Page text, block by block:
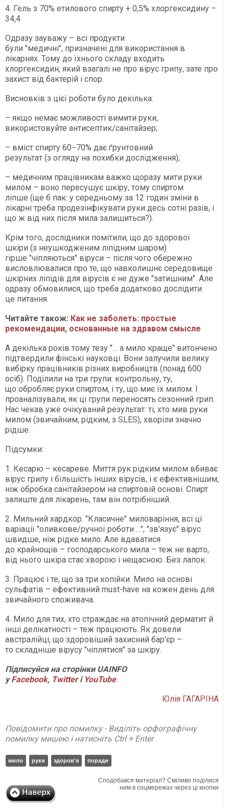
4. Гель з 70% етилового спирту + 0,5% хлоргексидину –
34,4
Одразу зауважу – всі продукти
були "медичні", призначені для використання в
лікарнях. Тому до їхнього складу входить
хлоргексидин, який взагалі не про вірус грипу, зате про
захист від бактерій і спор.
Висновків з цієї роботи було декілька:
– якщо немає можливості вимити руки,
використовуйте антисептик/санітайзер;
– вміст спирту 60−70% дає ґрунтовний
результат (з огляду на похибки дослідження);
– медичним працівникам важко щоразу мити руки
милом – воно пересушує шкіру, тому спиртом
ліпше (ще б пак: у середньому за 12 годин зміни в
лікарні треба продезінфікувати руки десь сотні разів, і
що ж від них після мила залишиться?).
Крім того, дослідники помітили, що до здорової
шкіри (з неушкодженим ліпідним шаром)
гірше "чіпляються" віруси – після чого обережно
висловлювалися про те, що навколишнє середовище
шкірних ліпідів для вірусів є не дуже "затишним". Але
одразу обмовилися, що треба додатково дослідити
це питання.
Читайте також: Как не заболеть: простые
рекомендации, основанные на здравом смысле
А декілька років тому тезу "… а мило краще" витончено
підтвердили фінські науковці. Вони залучили велику
вибірку працівників різних виробництв (понад 600
осіб). Поділили на три групи: контрольну, ту,
що обробляє руки спиртом, і ту, що миє їх милом. І
проаналізували, як ці групи переносять сезонний грип.
Нас чекав уже очікуваний результат: ті, хто мив руки
милом (звичайним, рідким, з SLES), хворіли значно
рідше.
Підсумки:
1. Кесарю – кесареве. Миття рук рідким милом вбиває
вірус грипу і більшість інших вірусів, і є ефективнішим,
ніж обробка санітайзером на спиртовій основі. Спирт
залиште для лікарень, там він потрібніший.
2. Мильний хардкор. "Класичне" миловаріння, всі ці
варіації "оливкове/ручної роботи …", "зв'язує" вірус
швидше, ніж рідке мило. Але вдаватися
до крайнощів – господарського мила – теж не варто,
від нього шкіра стає хворою і нещасною. Без лапок.
3. Працює і те, що за три копійки. Мило на основі
сульфатів – ефективний must-have на кожен день для
звичайного споживача.
4. Мило для тих, хто страждає на атопічний дерматит й
інші делікатності – теж працюють. Як довели
австралійці, що здоровіший захисний бар'єр –
то складніше вірусу "чіплятися" за шкіру.
Підписуйся на сторінки UAINFO
уFacebook, Twitterі YouTube
Юлія ГАГАРІНА
Повідомити про помилку - Виділіть орфографічну
помилку мишею і натисніть Ctrl + Enter
мило руки здоров'я поради
Сподобався матеріал? Сміливо поділися
ним в соцмережах через ці кнопки